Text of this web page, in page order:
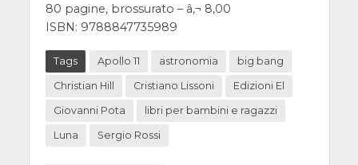
80 pagine, brossurato – â‚¬ 8,00
ISBN: 9788847735989
Tags Apollo 11 astronomia big bang
Christian Hill Cristiano Lissoni Edizioni El
Giovanni Pota libri per bambini e ragazzi
Luna Sergio Rossi